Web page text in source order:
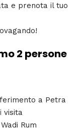
e prenota il tuo
2 persone
a Petra
visita
Rum